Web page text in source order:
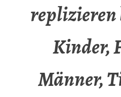
replizieren
Kinder,
Männer,